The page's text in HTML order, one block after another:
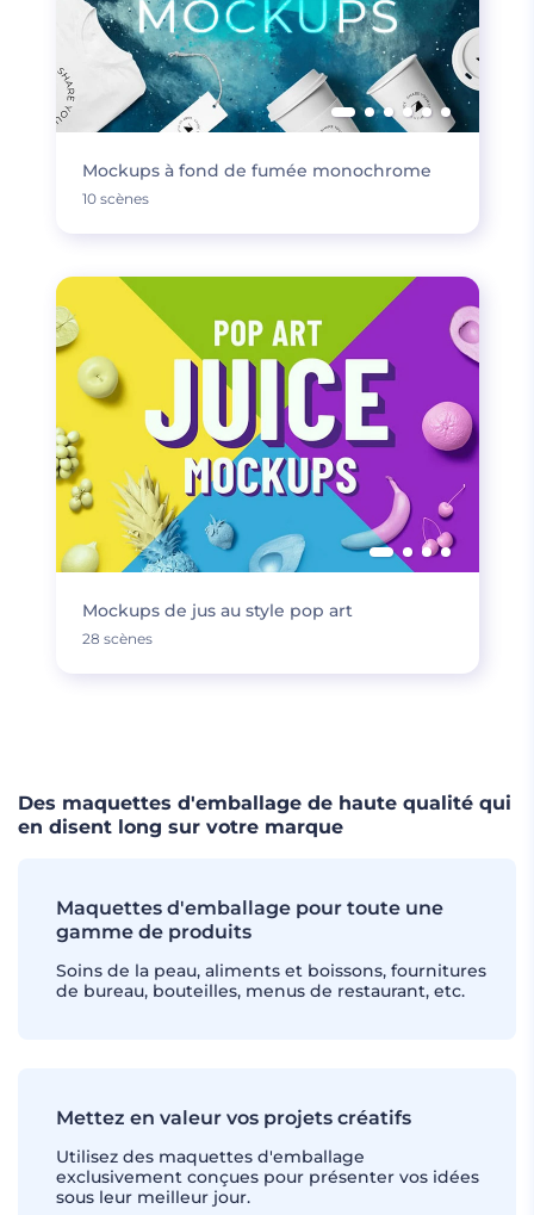
Mockups à fond de fumée monochrome
10 scènes
Mockups de jus au style pop art
28 scènes
Des maquettes d'emballage de haute qualité qui
en disent long sur votre marque
Maquettes d'emballage pour toute une
gamme de produits
Soins de la peau, aliments et boissons, fournitures
de bureau, bouteilles, menus de restaurant, etc.
Mettez en valeur vos projets créatifs
Utilisez des maquettes d'emballage
exclusivement conçues pour présenter vos idées
sous leur meilleur jour.